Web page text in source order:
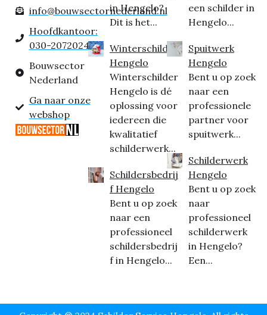
info@bouwsectornederland.nl
Hoofdkantoor:
030-2072024
Bouwsector
Nederland
Ga naar onze
webshop
in Hengelo?
Dit is het...
Winterschilder
Hengelo
Winterschilder
Hengelo is dé
oplossing voor
iedereen die
kwalitatief
schilderwerk...
Schildersbedrij
f Hengelo
Bent u op zoek
naar een
professioneel
schildersbedrij
f in Hengelo...
een schilder in
Hengelo...
Spuitwerk
Hengelo
Bent u op zoek
naar een
professionele
partner voor
spuitwerk...
Schilderwerk
Hengelo
Bent u op zoek
naar
professioneel
schilderwerk
in Hengelo?
Een...